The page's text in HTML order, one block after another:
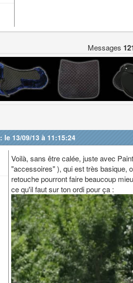
Messages
: le 13/09/13 à 11:15:24
Voilà, sans être calée, juste avec
"accessoires" ), qui est très basique,
retouche pourront faire beaucoup
ce qu'il faut sur ton ordi pour ça :